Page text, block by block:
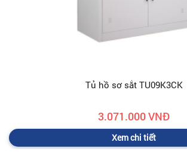
Tủ hồ sơ sắt TU09K3CK
3.071.000 VNĐ
Xem chi tiết